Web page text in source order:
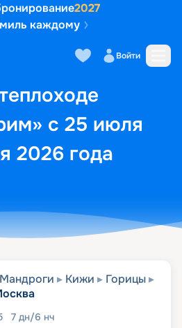
2027
каждому
Войти
с 25 июля
2026 года
кают Маршрут и
Мандроги Кижи
Горицы
7 дн/6 нч